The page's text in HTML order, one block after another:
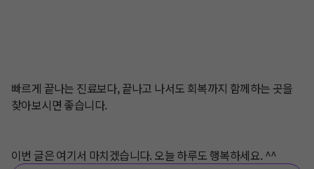
빠르게 끝나는 진료보다, 끝나고 나서도 회복까지 함께하는 곳을
찾아보시면 좋습니다.
이번 글은 여기서 마치겠습니다. 오늘 하루도 행복하세요. ^^